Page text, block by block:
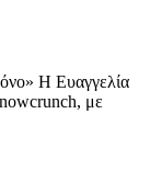
Η Ευαγγελία
με